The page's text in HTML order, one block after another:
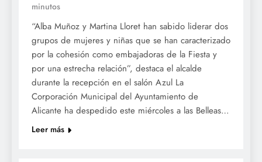
minutos
“Alba Muñoz y Martina Lloret han sabido liderar dos
grupos de mujeres y niñas que se han caracterizado
por la cohesión como embajadoras de la Fiesta y
por una estrecha relación”, destaca el alcalde
durante la recepción en el salón Azul La
Corporación Municipal del Ayuntamiento de
Alicante ha despedido este miércoles a las Belleas…
Leer más